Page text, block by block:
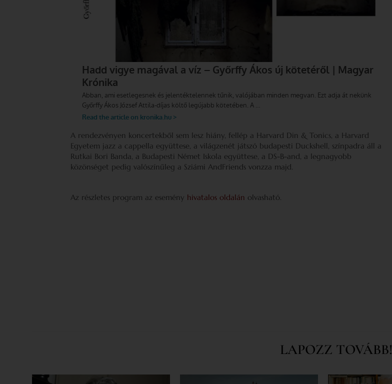
A rendezvényen koncertekből sem lesz hiány, fellép a Harvard Din & Tonics, a Harvard
Egyetem jazz a cappella együttese, a világzenét játszó budapesti Duckshell, színpadra áll a
Rutkai Bori Banda, a Budapesti Német Iskola együttese, a DS-B-and, a legnagyobb
közönséget pedig valószínűleg a Sziámi AndFriends vonzza majd.
Az részletes program az esemény hivatalos oldalán olvasható.
LAPOZZ TOVÁBB!